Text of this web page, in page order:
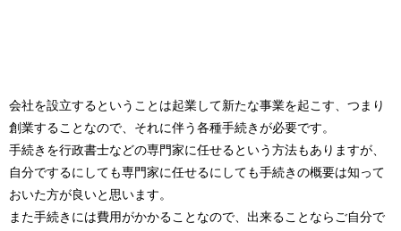
会社を設立するということは起業して新たな事業を起こす、つまり
創業することなので、それに伴う各種手続きが必要です。
手続きを行政書士などの専門家に任せるという方法もありますが、
自分でするにしても専門家に任せるにしても手続きの概要は知って
おいた方が良いと思います。
また手続きには費用がかかることなので、出来ることならご自分で